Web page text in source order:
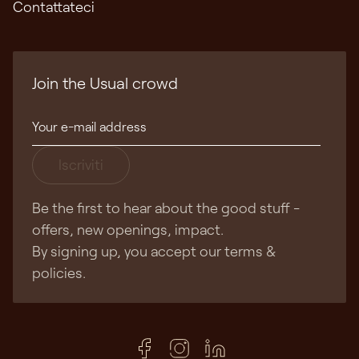
Join the Usual crowd
Iscriviti
Be the first to hear about the good stuff -
offers, new openings, impact.
By signing up, you accept our terms &
policies.
Contattateci